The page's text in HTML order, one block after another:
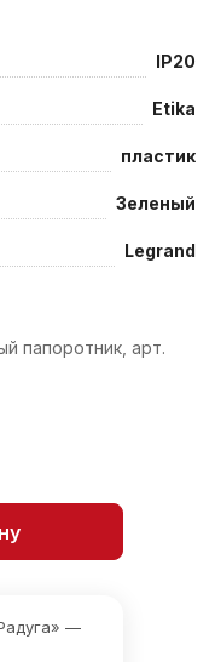
IP20
Etika
пластик
Зеленый
Legrand
папоротник, арт.
—